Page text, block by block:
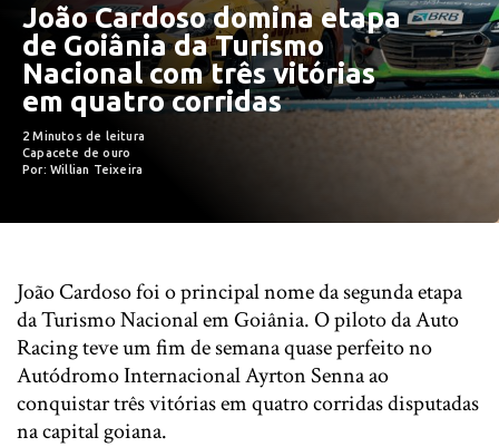
João Cardoso domina etapa
de Goiânia da Turismo
Nacional com três vitórias
em quatro corridas
2 Minutos de leitura
Capacete de ouro
Por: Willian Teixeira
João Cardoso foi o principal nome da segunda etapa
da Turismo Nacional em Goiânia. O piloto da Auto
Racing teve um fim de semana quase perfeito no
Autódromo Internacional Ayrton Senna ao
conquistar três vitórias em quatro corridas disputadas
na capital goiana.